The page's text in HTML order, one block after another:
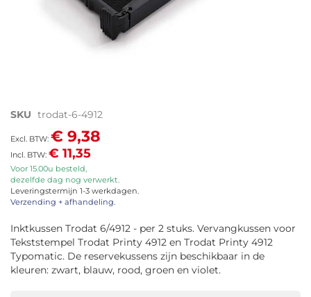
Ga
het
begin
van
de
afbeeldingen-
SKU trodat-6-4912
€ 11,35
€ 9,38
Voor 15.00u besteld,
dezelfde dag nog verwerkt.
Leveringstermijn 1-3 werkdagen.
Verzending + afhandeling.
Inktkussen Trodat 6/4912 - per 2 stuks. Vervangkussen voor
Tekststempel Trodat Printy 4912 en Trodat Printy 4912
Typomatic. De reservekussens zijn beschikbaar in de
kleuren: zwart, blauw, rood, groen en violet.